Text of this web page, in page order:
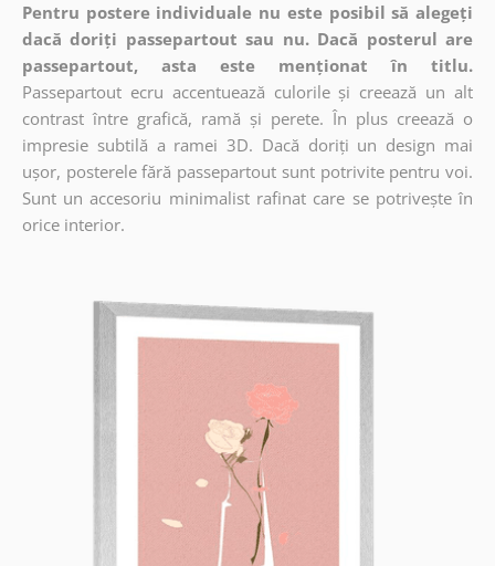
Pentru postere individuale nu este posibil să alegeți
dacă doriți passepartout sau nu. Dacă posterul are
passepartout, asta este menționat în titlu.
Passepartout ecru accentuează culorile și creează un alt
contrast între grafică, ramă și perete. În plus creează o
impresie subtilă a ramei 3D. Dacă doriți un design mai
ușor, posterele fără passepartout sunt potrivite pentru voi.
Sunt un accesoriu minimalist rafinat care se potrivește în
orice interior.